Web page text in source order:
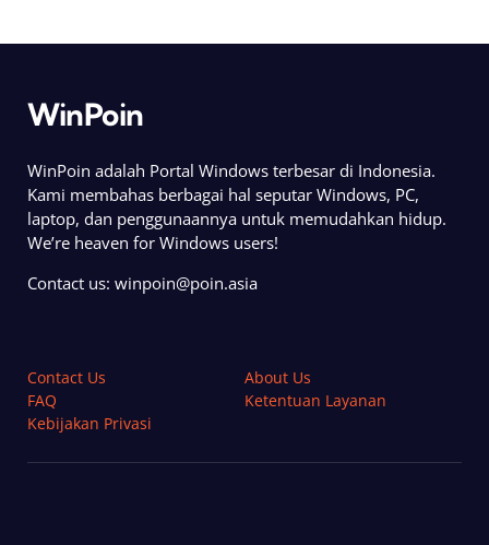
WinPoin
WinPoin adalah Portal Windows terbesar di Indonesia.
Kami membahas berbagai hal seputar Windows, PC,
laptop, dan penggunaannya untuk memudahkan hidup.
We’re heaven for Windows users!
Contact us: winpoin@poin.asia
Contact Us
About Us
FAQ
Ketentuan Layanan
Kebijakan Privasi